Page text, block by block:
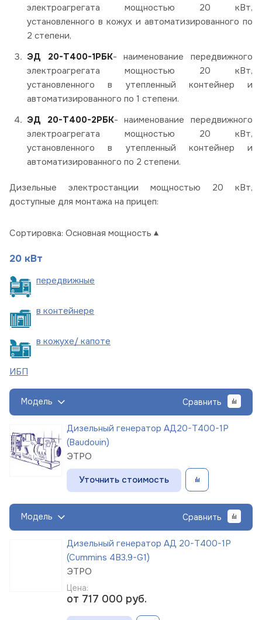
электроагрегата мощностью 20 кВт,
установленного в кожух и автоматизированного по
2 степени,
ЭД 20-Т400-1РБК- наименование передвижного
электроагрегата мощностью 20 кВт,
установленного в утепленный контейнер и
автоматизированного по 1 степени.
ЭД 20-Т400-2РБК- наименование передвижного
электроагрегата мощностью 20 кВт,
установленного в утепленный контейнер и
автоматизированного по 2 степени.
Дизельные электростанции мощностью 20 кВт,
доступные для монтажа на прицеп:
Сортировка: Основная мощность
20 кВт
передвижные
в контейнере
в кожухе/ капоте
ИБП
Модель Сравнить
Дизельный генератор АД20-Т400-1Р
(Baudouin)
ЭТРО
Уточнить стоимость
Модель Сравнить
Дизельный генератор АД 20-Т400-1Р
(Cummins 4B3,9-G1)
ЭТРО
Цена:
от 717 000 руб.